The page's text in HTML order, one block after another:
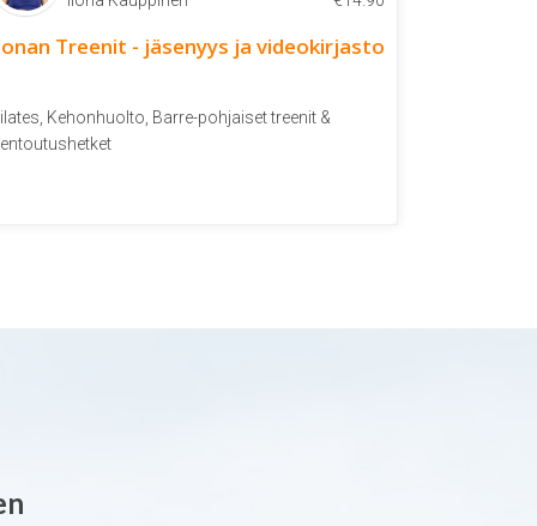
Treenit - jäsenyys ja videokirjasto
Kehonhuolto, Barre-pohjaiset treenit &